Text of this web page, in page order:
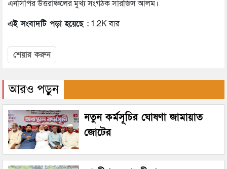
এনসিপির উত্তরাঞ্চলের মুখ্য সংগঠক সারজিস আলম।
এই সংবাদটি পড়া হয়েছে : 1.2K বার
শেয়ার করুন
আরও পড়ুন
নতুন কর্মসূচির ঘোষণা জামায়াত
জোটের